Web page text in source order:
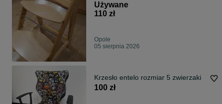
Używane
110 zł
Opole
05 sierpnia 2026
Krzesło entelo rozmiar 5 zwierzaki
100 zł